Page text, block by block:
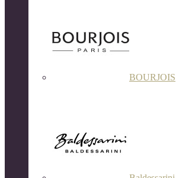
BOURJOIS